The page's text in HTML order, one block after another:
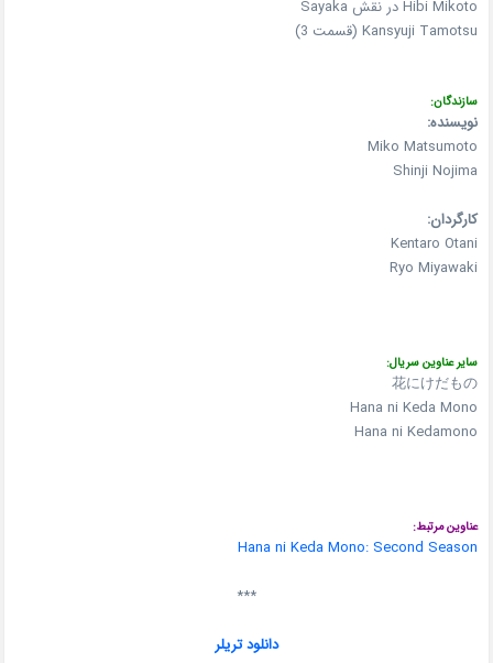
Hibi Mikoto در نقش Sayaka
Kansyuji Tamotsu (قسمت 3)
سازندگان:
نویسنده:
Miko Matsumoto
Shinji Nojima
کارگردان:
Kentaro Otani
Ryo Miyawaki
سایر عناوین سریال:
花にけだもの
Hana ni Keda Mono
Hana ni Kedamono
عناوین مرتبط:
Hana ni Keda Mono: Second Season
***
دانلود تریلر